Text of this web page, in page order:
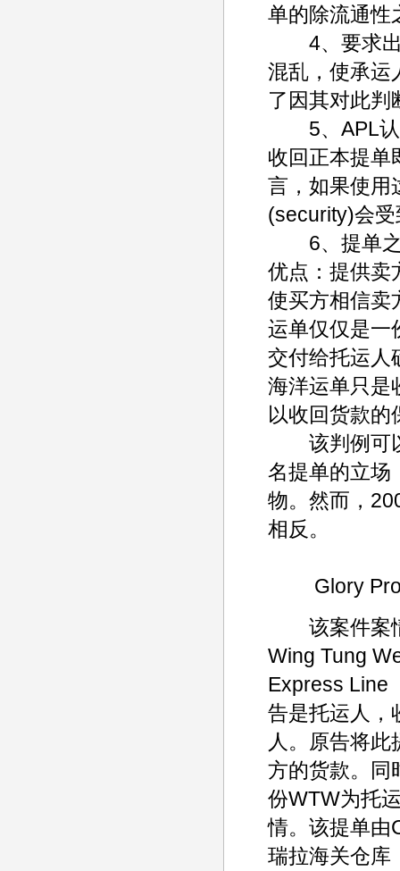
单的除流通性
4、要求出
混乱，使承运
了因其对此判
5、APL认
收回正本提单
言，如果使用
(security)会
6、提单之
优点：提供卖
使买方相信卖
运单仅仅是一
交付给托运人
海洋运单只是
以收回货款
该判例可以
名提单的立场
物。然而，
相反。
Glory
该案件案情
Wing Tung
Express Line
告是托运人，
人。原告将
方的货款。同
份WTW为托
情。该提单由
瑞拉海关仓库